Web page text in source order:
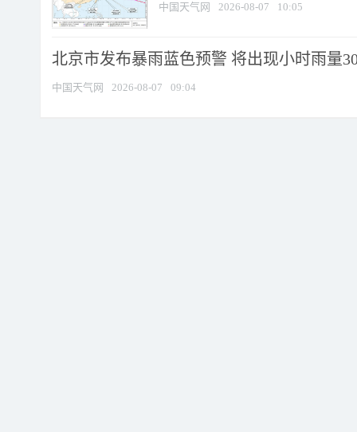
中国天气网 2026-08-07 10:05
北京市发布暴雨蓝色预警 将出现小时雨量
中国天气网 2026-08-07 09:04